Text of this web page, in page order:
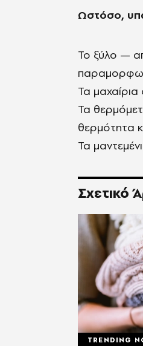
Ωστόσο,
Το ξύλο —
Τα
Τα
θερμότητα
Τα
Σχετικό
TRENDING